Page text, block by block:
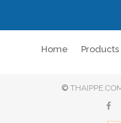
Home Products
©